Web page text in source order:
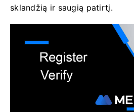
sklandžią ir saugią patirtį.